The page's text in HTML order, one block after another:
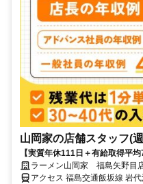
山岡家の店舗スタッフ(
【実質年休111日＋有給取得平
残業代は1分単位｜上場企業
ラーメン山岡家 福島矢野目
アクセス 福島交通飯坂線 岩